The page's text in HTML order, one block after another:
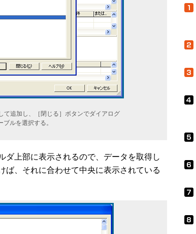
て追加し、［閉じる］ボタンでダイアログ
ルを選択する。
上部に表示されるので、データを取得し
ば、それに合わせて中央に表示されている